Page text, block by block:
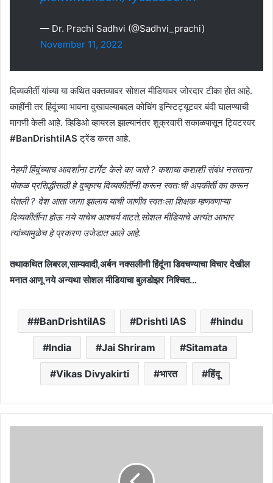
— Dr. Prachi Sadhvi (@Sadhvi_prachi)
November 11, 2022
दिव्यकीर्ती यांच्या या कथित वक्तव्यावर सोशल मीडियावर जोरदार टीका होत आहे.
काहींनी तर हिंदूंच्या भावना दुखावल्याबद्दल कोचिंग इन्स्टिट्यूटवर बंदी घालण्याची
मागणी केली आहे. व्हिडिओ व्हायरल झाल्यानंतर शुक्रवारी सकाळपासून ट्विटरवर
#BanDrishtiIAS ट्रेंड करत आहे.
नेहमी हिंदूंच्याच आदर्शांना टार्गेट केले का जाते ? कशाचा कशाशी संबंध नसताना
पोकळ प्रसिद्धीसाठी हे दुष्कृत्य दिव्यकीर्तीनी करून स्वतःची अपकीर्ती का करून
घेतली ? देश आता जागा झालाय याची जाणीव स्वतःला शिक्षक म्हणवणाऱ्या
दिव्यकीर्तीना होऊ नये याचेच आश्चर्य वाटते.सोशल मीडियाचे अत्यंत आभार
त्यांच्यामुळेच हे प्रकरण उजेडात आले आहे.
तथाकथित लिबरल,साम्यवादी,अर्बन नक्सलीनी हिंदूंना डिवचण्याचा विचार देखील
मनात आणू नये अन्यथा सोशल मीडियाचा बुलडोझर निश्चित…
#BanDrishtiIAS Drishti IAS hindu
India Jai Shriram Sitamata
Vikas Divyakirti भारत हिंदू